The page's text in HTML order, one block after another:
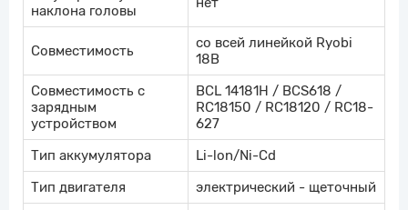
наклона головы
Совместимость
со всей линейкой Ryobi
18B
Совместимость с
зарядным
устройством
BCL 14181H / BCS618 /
RC18150 / RC18120 / RC18-
627
Тип аккумулятора
Li-lon/Ni-Cd
Тип двигателя
электрический - щеточный